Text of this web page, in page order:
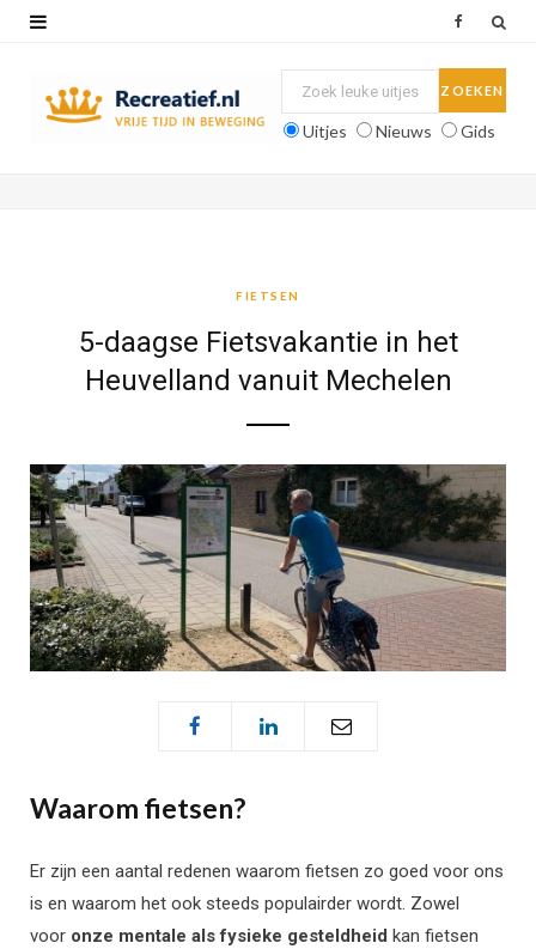
Uitjes Nieuws Gids
FIETSEN
5-daagse Fietsvakantie in het
Heuvelland vanuit Mechelen
Waarom fietsen?
Er zijn een aantal redenen waarom fietsen zo goed voor ons
is en waarom het ook steeds populairder wordt. Zowel
voor onze mentale als fysieke gesteldheid kan fietsen